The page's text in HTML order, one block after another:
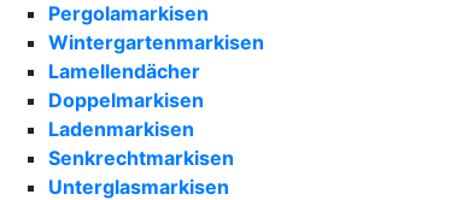
Pergolamarkisen
Wintergartenmarkisen
Lamellendächer
Doppelmarkisen
Ladenmarkisen
Senkrechtmarkisen
Unterglasmarkisen